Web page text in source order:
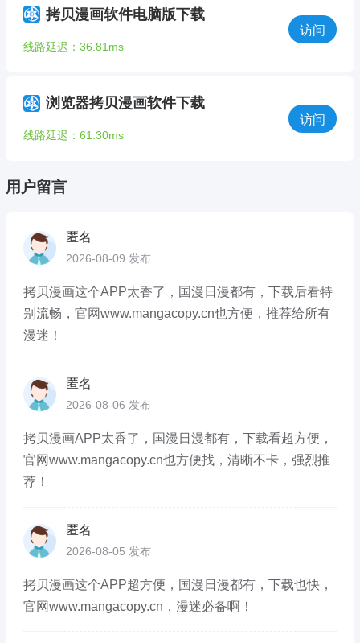
拷贝漫画软件电脑版下载
线路延迟：36.81ms
访问
浏览器拷贝漫画软件下载
线路延迟：61.30ms
访问
用户留言
匿名
2026-08-09 发布
拷贝漫画这个APP太香了，国漫日漫都有，下载后看特
别流畅，官网www.mangacopy.cn也方便，推荐给所有
漫迷！
匿名
2026-08-06 发布
拷贝漫画APP太香了，国漫日漫都有，下载看超方便，
官网www.mangacopy.cn也方便找，清晰不卡，强烈推
荐！
匿名
2026-08-05 发布
拷贝漫画这个APP超方便，国漫日漫都有，下载也快，
官网www.mangacopy.cn，漫迷必备啊！